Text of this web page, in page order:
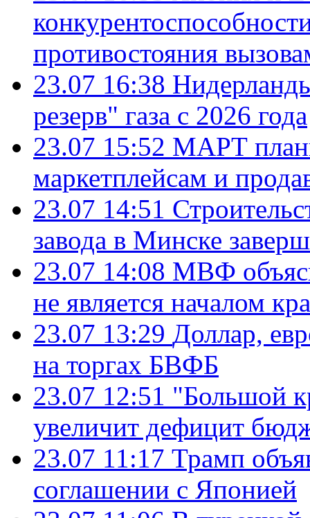
противостояния
23.07 16:38
резерв" газа с 2026 года
23.07 15:52 МАРТ
маркетплейсам и
23.07 14:51
завода в Минске
23.07 14:08 МВФ
не является началом
23.07 13:29 Доллар,
на торгах БВФБ
23.07 12:51 "Большой
увеличит дефицит
23.07 11:17 Трамп
соглашении с Японией